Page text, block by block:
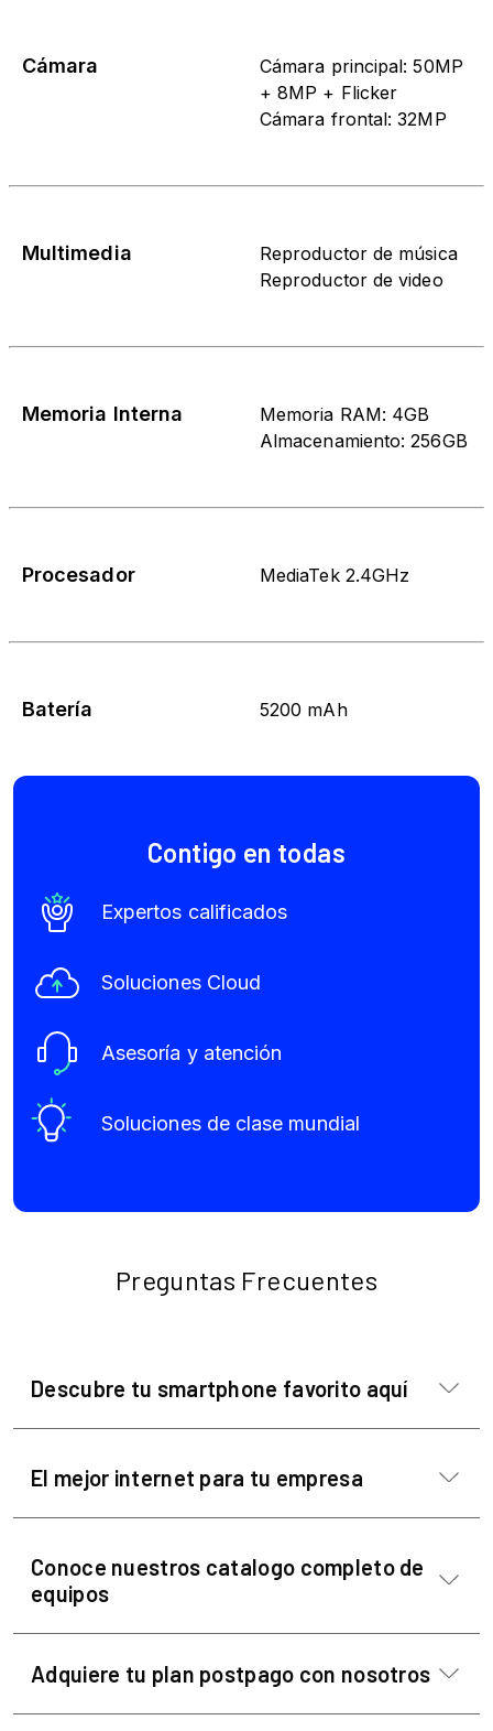
Cámara
Cámara principal: 50MP
+ 8MP + Flicker
Cámara frontal: 32MP
Multimedia
Reproductor de música
Reproductor de video
Memoria Interna
Memoria RAM: 4GB
Almacenamiento: 256GB
Procesador MediaTek 2.4GHz
Batería 5200 mAh
Contigo en todas
Expertos calificados
Soluciones Cloud
Asesoría y atención
Soluciones de clase mundial
Preguntas Frecuentes
Descubre tu smartphone favorito aquí
El mejor internet para tu empresa
Conoce nuestros catalogo completo de
equipos
Adquiere tu plan postpago con nosotros